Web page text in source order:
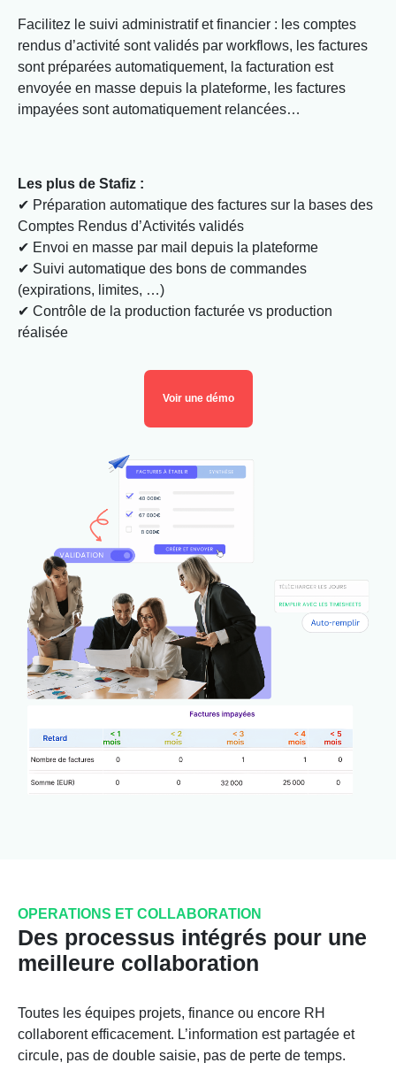
Facilitez le suivi administratif et financier : les comptes
rendus d’activité sont validés par workflows, les factures
sont préparées automatiquement, la facturation est
envoyée en masse depuis la plateforme, les factures
impayées sont automatiquement relancées…
Les plus de Stafiz :
✔ Préparation automatique des factures sur la bases des
Comptes Rendus d’Activités validés
✔ Envoi en masse par mail depuis la plateforme
✔ Suivi automatique des bons de commandes
(expirations, limites, …)
✔ Contrôle de la production facturée vs production
réalisée
Voir une démo
OPERATIONS ET COLLABORATION
Des processus intégrés pour une
meilleure collaboration
Toutes les équipes projets, finance ou encore RH
collaborent efficacement. L’information est partagée et
circule, pas de double saisie, pas de perte de temps.